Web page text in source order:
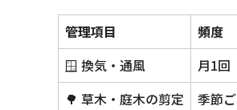
管理項目 頻度
🪟 換気・通風
月1回
🌳 草木・庭木の剪定
季節